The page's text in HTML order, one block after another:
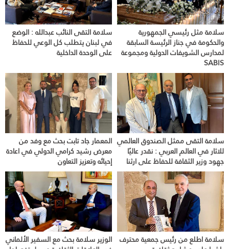
سلامة مثل رئيسي الجمهورية
والحكومة في جناز الرئيسة السابقة
لمدارس الشويفات الدولية ومجموعة
SABIS
سلامة التقى النائب عبدالله : الوضع
في لبنان يتطلب كل الوعي للحفاظ
على الوحدة الداخلية
سلامة التقى ممثل الصندوق العالمي
للاثار في العالم العربي : نقدر عاليًا
جهود وزير الثقافة للحفاظ على ارثنا
المعمار جاد تابت بحث مع وفد من
معرض رشيد كرامي الدولي في اعادة
إحيائه وتعزيز التعاون
سلامة اطلع من رئيس جمعية محترف الوزير سلامة بحث مع السفير الألماني